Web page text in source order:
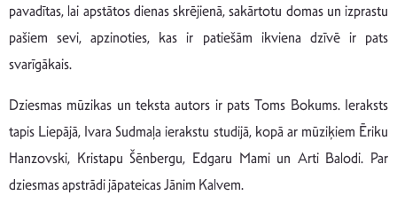
pavadītas, lai apstātos dienas skrējienā, sakārtotu domas un izprastu
pašiem sevi, apzinoties, kas ir patiešām ikviena dzīvē ir pats
svarīgākais.
Dziesmas mūzikas un teksta autors ir pats Toms Bokums. Ieraksts
tapis Liepājā, Ivara Sudmaļa ierakstu studijā, kopā ar mūziķiem Ēriku
Hanzovski, Kristapu Šēnbergu, Edgaru Mami un Arti Balodi. Par
dziesmas apstrādi jāpateicas Jānim Kalvem.